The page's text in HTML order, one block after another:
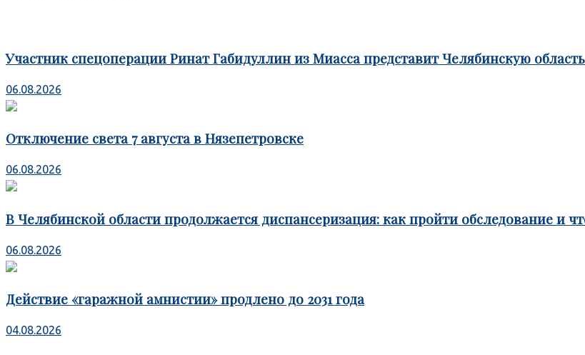
Участник спецоперации Ринат Габидуллин из Миасса представит Челябинскую
06.08.2026
Отключение света 7 августа в Нязепетровске
06.08.2026
В Челябинской области продолжается диспансеризация: как пройти обследование и
06.08.2026
Действие «гаражной амнистии» продлено до 2031 года
04.08.2026